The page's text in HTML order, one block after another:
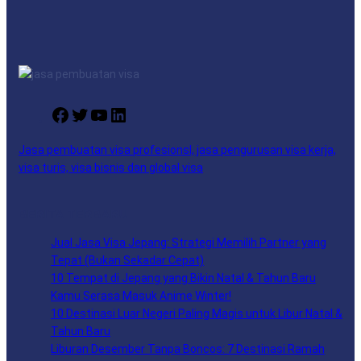
F
c
e
k
T
i
t
Y
u
T
n
k
n
Jasa pembuatan visa profesionsl, jasa pengurusan visa kerja,
visa turis, visa bisnis dan global visa
Jual Jasa Visa Jepang: Strategi Memilih Partner yang
Tepat (Bukan Sekadar Cepat)
10 Tempat di Jepang yang Bikin Natal & Tahun Baru
Kamu Serasa Masuk Anime Winter!
10 Destinasi Luar Negeri Paling Magis untuk Libur Natal &
Tahun Baru
Liburan Desember Tanpa Boncos: 7 Destinasi Ramah